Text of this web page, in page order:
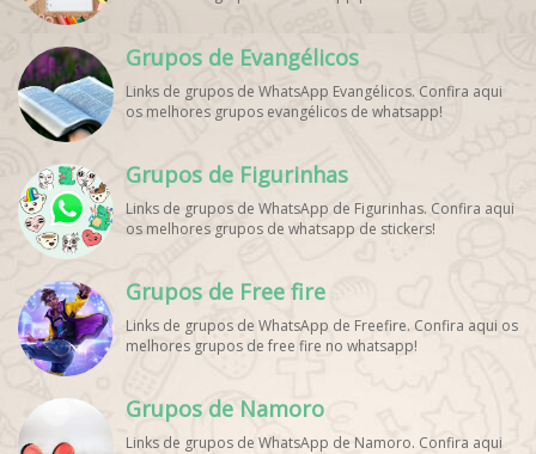
WhatsApp Esporte, Grupo WhatsApp Futebol, Link Grupo
Palpites Futebol WhatsApp, Grupo WhatsApp NBA,
Grupos de Evangélicos
Links de grupos de WhatsApp Evangélicos. Confira aqui
os melhores grupos evangélicos de whatsapp!
Grupos de Figurinhas
Links de grupos de WhatsApp de Figurinhas. Confira aqui
os melhores grupos de whatsapp de stickers!
Grupos de Free fire
Links de grupos de WhatsApp de Freefire. Confira aqui os
melhores grupos de free fire no whatsapp!
Grupos de Namoro
Links de grupos de WhatsApp de Namoro. Confira aqui